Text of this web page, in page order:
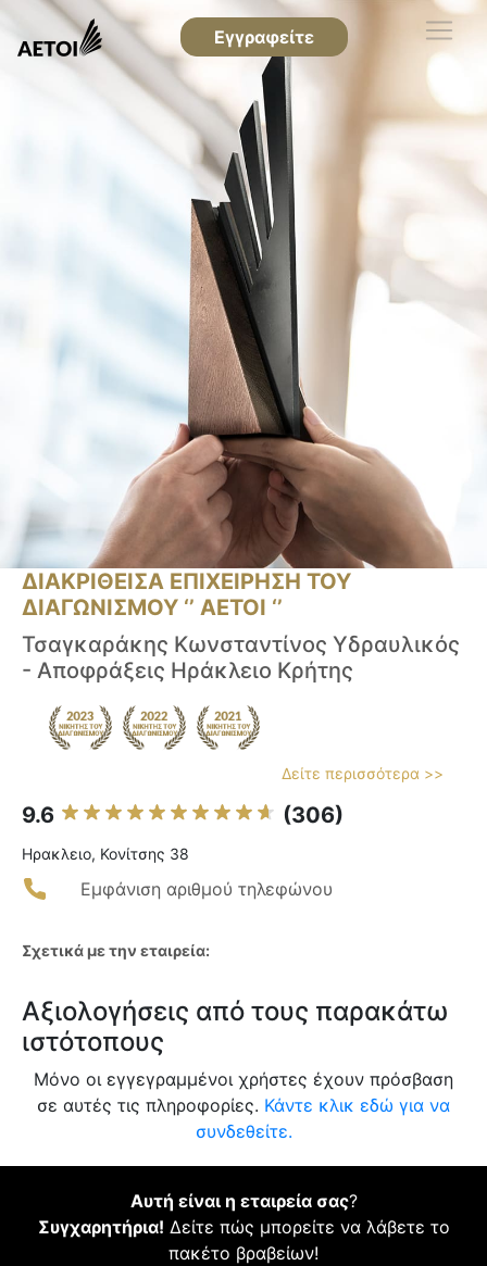
Εγγραφείτε
ΔΙΑΚΡΙΘΕΙΣΑ ΕΠΙΧΕΙΡΗΣΗ ΤΟΥ
ΔΙΑΓΩΝΙΣΜΟΥ ‘’ ΑΕΤΟΙ ‘’
Τσαγκαράκης Κωνσταντίνος Υδραυλικός
- Αποφράξεις Ηράκλειο Κρήτης
Δείτε περισσότερα >>
9.6 (306)
Ηρακλειο, Κονίτσης 38
Εμφάνιση αριθμού τηλεφώνου
Σχετικά με την εταιρεία:
Αξιολογήσεις από τους παρακάτω
ιστότοπους
Μόνο οι εγγεγραμμένοι χρήστες έχουν πρόσβαση
σε αυτές τις πληροφορίες. Κάντε κλικ εδώ για να
συνδεθείτε.
Αυτή είναι η εταιρεία σας?
Συγχαρητήρια! Δείτε πώς μπορείτε να λάβετε το
πακέτο βραβείων!